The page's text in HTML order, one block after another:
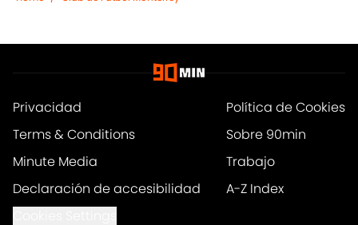
Privacidad
Política de Cookies
Terms & Conditions
Sobre 90min
Minute Media
Trabajo
Declaración de accesibilidad
A-Z Index